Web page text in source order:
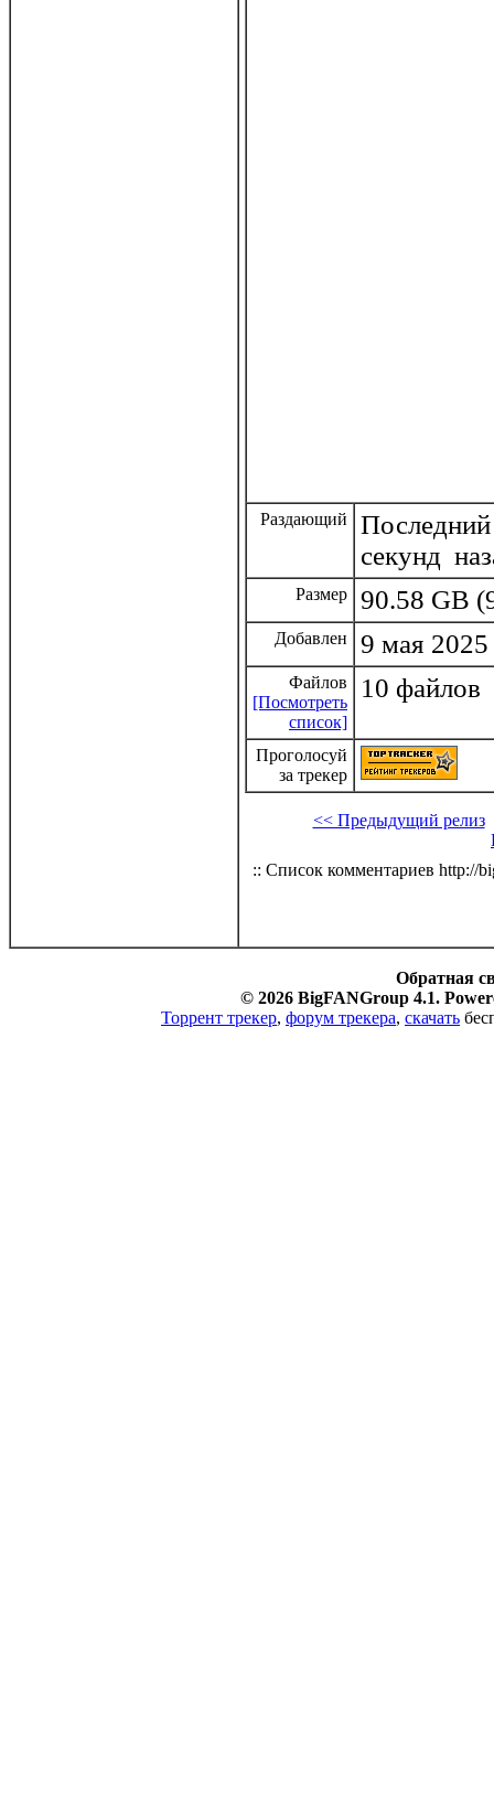
Раздающий
Последний
секунд
Размер 90.58 GB
Добавлен 9 мая
Файлов
[Посмотреть
список]
10 файлов
Проголосуй
за трекер
<< Предыдущий релиз
:: Список комментариев http://
Обратная
© 2026 BigFANGroup 4.1.
Торрент трекер, форум трекера, скачать